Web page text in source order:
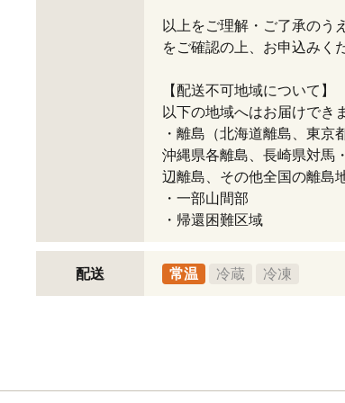
以上をご理解・ご了承のう
をご確認の上、お申込みく
【配送不可地域について】
以下の地域へはお届けでき
・離島（北海道離島、東京
沖縄県各離島、長崎県対馬
辺離島、その他全国の離島
・一部山間部
・帰還困難区域
配送 常温 冷蔵 冷凍